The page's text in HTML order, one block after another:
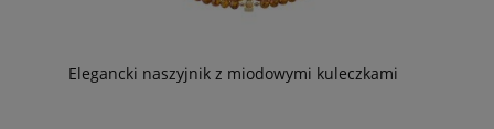
Elegancki naszyjnik z miodowymi kuleczkami